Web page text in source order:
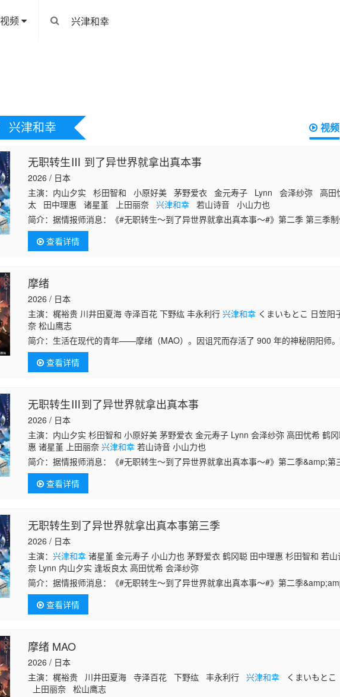
视频
兴津和幸 视频
无职转生Ⅲ 到了异世界就拿出真本事
2026 / 日本
主演：内山夕实 杉田智和 小原好美 茅野爱衣 金元寿子 Lynn 会泽纱弥 高
太 田中理惠 诸星堇 上田丽奈兴津和幸 若山诗音 小山力也
简介：据情报师消息：《#无职转生～到了异世界就拿出真本事～#》第二季 第三季制
查看详情
摩绪
2026 / 日本
主演：梶裕贵 川井田夏海 寺泽百花 下野纮 丰永利行兴津和幸 くまいもとこ 日笠阳
奈 松山鹰志
简介： 生活在现代的青年——摩绪（MAO）。因诅咒而存活了 900 年的神秘阴阳师
中学生黄叶菜花。幼年时遭遇事故，全家只有她一人幸存。某日，当菜花穿过那扇已
街大门时，..
查看详情
无职转生Ⅲ到了异世界就拿出真本事
2026 / 日本
主演：内山夕实 杉田智和 小原好美 茅野爱衣 金元寿子 Lynn 会泽纱弥 高田忧希 鹤
惠 诸星堇 上田丽奈兴津和幸 若山诗音 小山力也
简介：据情报师消息：《#无职转生～到了异世界就拿出真本事～#》第二季&amp;第
查看详情
无职转生到了异世界就拿出真本事第三季
2026 / 日本
主演：兴津和幸 诸星堇 金元寿子 小山力也 茅野爱衣 鹤冈聪 田中理惠 杉田智和 若
奈 Lynn 内山夕实 逢坂良太 高田忧希 会泽纱弥
简介：据情报师消息：《#无职转生～到了异世界就拿出真本事～#》第二季
查看详情
摩绪 MAO
2026 / 日本
主演：梶裕贵 川井田夏海 寺泽百花 下野纮 丰永利行兴津和幸 くまいもと
上田丽奈 松山鹰志